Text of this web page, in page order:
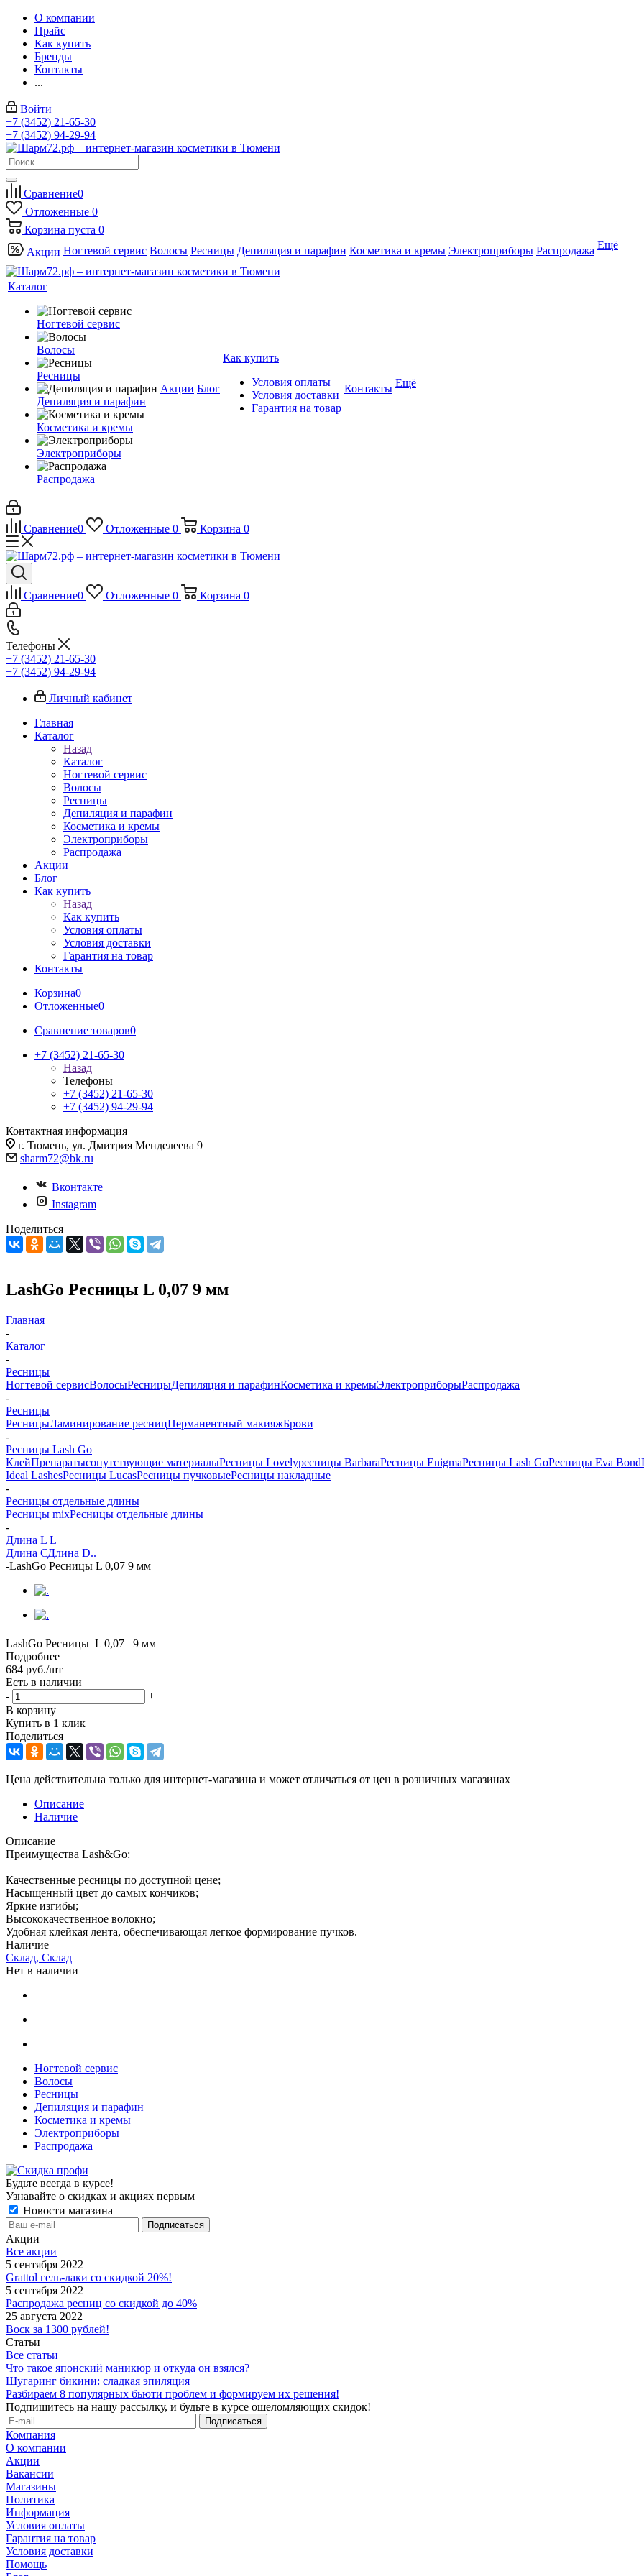
О компании
Прайс
Как купить
Бренды
Контакты
...
Войти
+7 (3452) 21-65-30
+7 (3452) 94-29-94
Сравнение0
Отложенные 0
Корзина пуста 0
Акции Ногтевой сервис Волосы Ресницы Депиляция и парафин Косметика и кремы Электроприборы Распродажа Ещё
Каталог
Ногтевой сервис
Волосы
Ресницы
Депиляция и парафин
Косметика и кремы
Электроприборы
Распродажа
Акции Блог
Как купить
Условия оплаты
Условия доставки
Гарантия на товар
Контакты Ещё
Сравнение0 Отложенные 0 Корзина 0
Сравнение0 Отложенные 0 Корзина 0
Телефоны
+7 (3452) 21-65-30
+7 (3452) 94-29-94
Личный кабинет
Главная
Каталог
Назад
Каталог
Ногтевой сервис
Волосы
Ресницы
Депиляция и парафин
Косметика и кремы
Электроприборы
Распродажа
Акции
Блог
Как купить
Назад
Как купить
Условия оплаты
Условия доставки
Гарантия на товар
Контакты
Корзина0
Отложенные0
Сравнение товаров0
+7 (3452) 21-65-30
Назад
Телефоны
+7 (3452) 21-65-30
+7 (3452) 94-29-94
Контактная информация
г. Тюмень, ул. Дмитрия Менделеева 9
sharm72@bk.ru
Вконтакте
Instagram
Поделиться
LashGo Ресницы L 0,07 9 мм
Главная
-
Каталог
-
Ресницы
Ногтевой сервисВолосыРесницыДепиляция и парафинКосметика и кремыЭлектроприборыРаспродажа
-
Ресницы
РесницыЛаминирование ресницПерманентный макияжБрови
-
Ресницы Lash Go
КлейПрепаратысопутствующие материалыРесницы Lovelyресницы BarbaraРесницы EnigmaРесницы Lash GoРесницы Eva Bond
Ideal LashesРесницы LucasРесницы пучковыеРесницы накладные
-
Ресницы отдельные длины
Ресницы mixРесницы отдельные длины
-
Длина L L+
Длинa СДлина D..
-LashGo Ресницы L 0,07 9 мм
LashGo Ресницы L 0,07 9 мм
Подробнее
684 руб./шт
Есть в наличии
-
+
В корзину
Купить в 1 клик
Поделиться
Цена действительна только для интернет-магазина и может отличаться от цен в розничных магазинах
Описание
Наличие
Описание
Преимущества Lash&Go:
Качественные ресницы по доступной цене;
Насыщенный цвет до самых кончиков;
Яркие изгибы;
Высококачественное волокно;
Удобная клейкая лента, обеспечивающая легкое формирование пучков.
Наличие
Склад, Склад
Нет в наличии
Ногтевой сервис
Волосы
Ресницы
Депиляция и парафин
Косметика и кремы
Электроприборы
Распродажа
Будьте всегда в курсе!
Узнавайте о скидках и акциях первым
Новости магазина
Акции
Все акции
5 сентября 2022
Grattol гель-лаки со скидкой 20%!
5 сентября 2022
Распродажа ресниц со скидкой до 40%
25 августа 2022
Воск за 1300 рублей!
Статьи
Все статьи
Что такое японский маникюр и откуда он взялся?
Шугаринг бикини: сладкая эпиляция
Разбираем 8 популярных бьюти проблем и формируем их решения!
Подпишитесь на нашу рассылку, и будьте в курсе ошеломляющих скидок!
Компания
О компании
Акции
Вакансии
Магазины
Политика
Информация
Условия оплаты
Гарантия на товар
Условия доставки
Помощь